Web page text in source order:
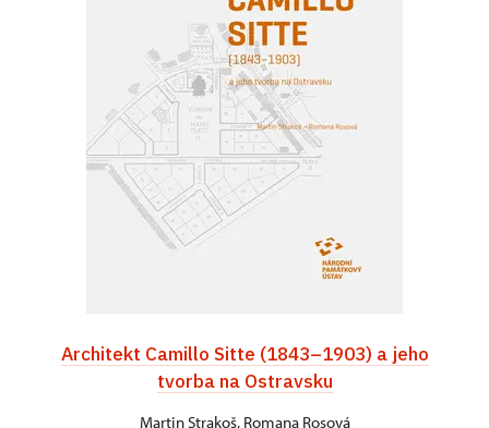
Architekt Camillo Sitte (1843–1903) a jeho
tvorba na Ostravsku
Martin Strakoš, Romana Rosová